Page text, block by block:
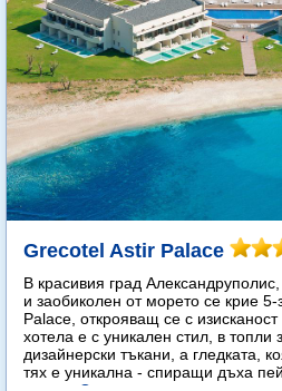
Grecotel Astir Palace
В красивия град
и заобиколен от морето се крие
Palace, открояващ се с
хотела е с уникален стил, в
дизайнерски тъкани, а гледката,
тях е уникална - спиращи дъха